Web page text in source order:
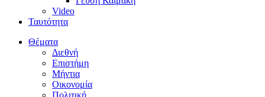
Video
Ταυτότητα
Θέματα
Διεθνή
Επιστήμη
Μήντια
Οικονομία
Πολιτική